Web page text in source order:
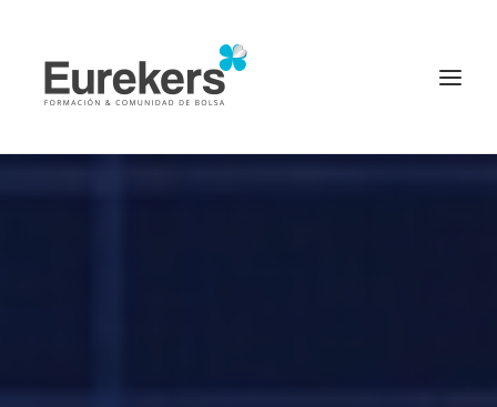
Página principal
Inicio